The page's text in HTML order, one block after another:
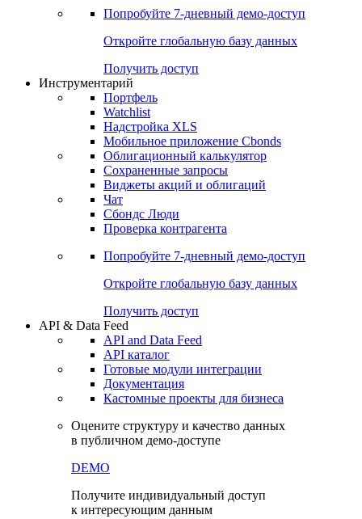
Попробуйте 7-дневный демо-доступ
Откройте глобальную базу данных
Получить доступ
Инструментарий
Портфель
Watchlist
Надстройка XLS
Мобильное приложение Cbonds
Облигационный калькулятор
Сохраненные запросы
Виджеты акций и облигаций
Чат
Сбондс Люди
Проверка контрагента
Попробуйте 7-дневный демо-доступ
Откройте глобальную базу данных
Получить доступ
API & Data Feed
API and Data Feed
API каталог
Готовые модули интеграции
Документация
Кастомные проекты для бизнеса
Оцените структуру и качество данных
в публичном демо-доступе
DEMO
Получите индивидуальный доступ
к интересующим данным